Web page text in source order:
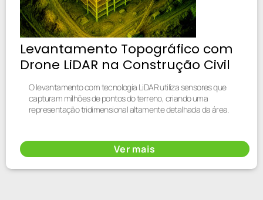
Levantamento Topográfico com
Drone LiDAR na Construção Civil
O levantamento com tecnologia LiDAR utiliza sensores que
capturam milhões de pontos do terreno, criando uma
representação tridimensional altamente detalhada da área.
Ver mais